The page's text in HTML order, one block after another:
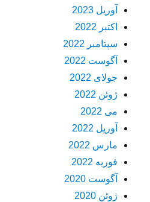
آوریل 2023
اکتبر 2022
سپتامبر 2022
آگوست 2022
جولای 2022
ژوئن 2022
می 2022
آوریل 2022
مارس 2022
فوریه 2022
آگوست 2020
ژوئن 2020